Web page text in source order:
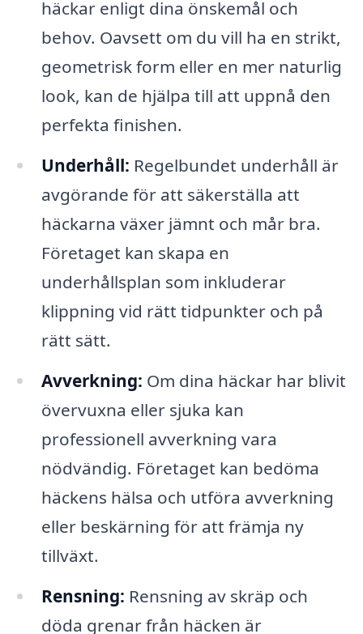
häckar enligt dina önskemål och
behov. Oavsett om du vill ha en strikt,
geometrisk form eller en mer naturlig
look, kan de hjälpa till att uppnå den
perfekta finishen.
Underhåll: Regelbundet underhåll är
avgörande för att säkerställa att
häckarna växer jämnt och mår bra.
Företaget kan skapa en
underhållsplan som inkluderar
klippning vid rätt tidpunkter och på
rätt sätt.
Avverkning: Om dina häckar har blivit
övervuxna eller sjuka kan
professionell avverkning vara
nödvändig. Företaget kan bedöma
häckens hälsa och utföra avverkning
eller beskärning för att främja ny
tillväxt.
Rensning: Rensning av skräp och
döda grenar från häcken är